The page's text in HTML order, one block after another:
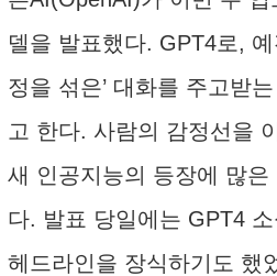
델을 발표했다. GPT4로,
정을 섞은’ 대화를 주고받
고 한다. 사람의 감정선을
새 인공지능의 등장에 많은
다. 발표 당일에는 GPT4
헤드라인을 장식하기도 했